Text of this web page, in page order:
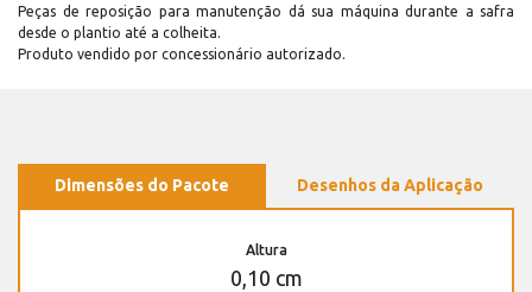
Peças de reposição para manutenção dá sua máquina durante a safra
desde o plantio até a colheita.
Produto vendido por concessionário autorizado.
Dimensões do Pacote Desenhos da Aplicação
Altura
0,10 cm